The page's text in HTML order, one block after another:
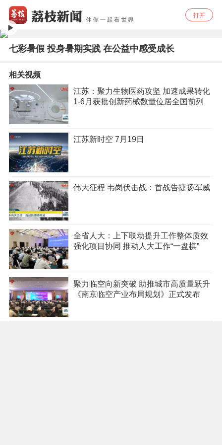
打开
七彩暑假 投身暑期实践 在公益中感受成长
相关视频
江苏：聚力生物医药攻坚 加速成果转化
1-6月获批创新药械数量位居全国前列
江苏新时空 7月19日
伟大征程 韦岗伏击战：首战告捷扬军威
全省人大：上下联动提升工作整体质效
强化项目协同 推动人大工作“一盘棋”
聚力临空向新突破 助推城市高质量跃升
《南京临空产业布局规划》正式发布